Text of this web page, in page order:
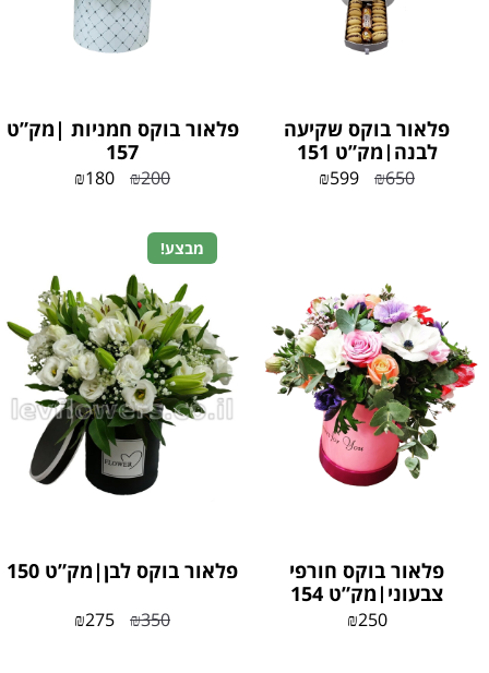
פלאור בוקס שקיעה
לבנה|מק”ט 151
₪650
₪599
פלאור בוקס חמניות |מק”ט
157
₪200
₪180
פלאור בוקס חורפי
צבעוני|מק”ט 154
₪250
מבצע!
פלאור בוקס לבן|מק”ט 150
₪350
₪275